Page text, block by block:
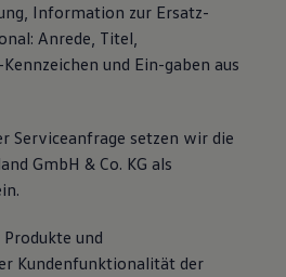
Information zur Ersatz-
Anrede, Titel,
und Ein-gaben aus
Serviceanfrage setzen wir die
GmbH & Co. KG als
und
Kundenfunktionalität der